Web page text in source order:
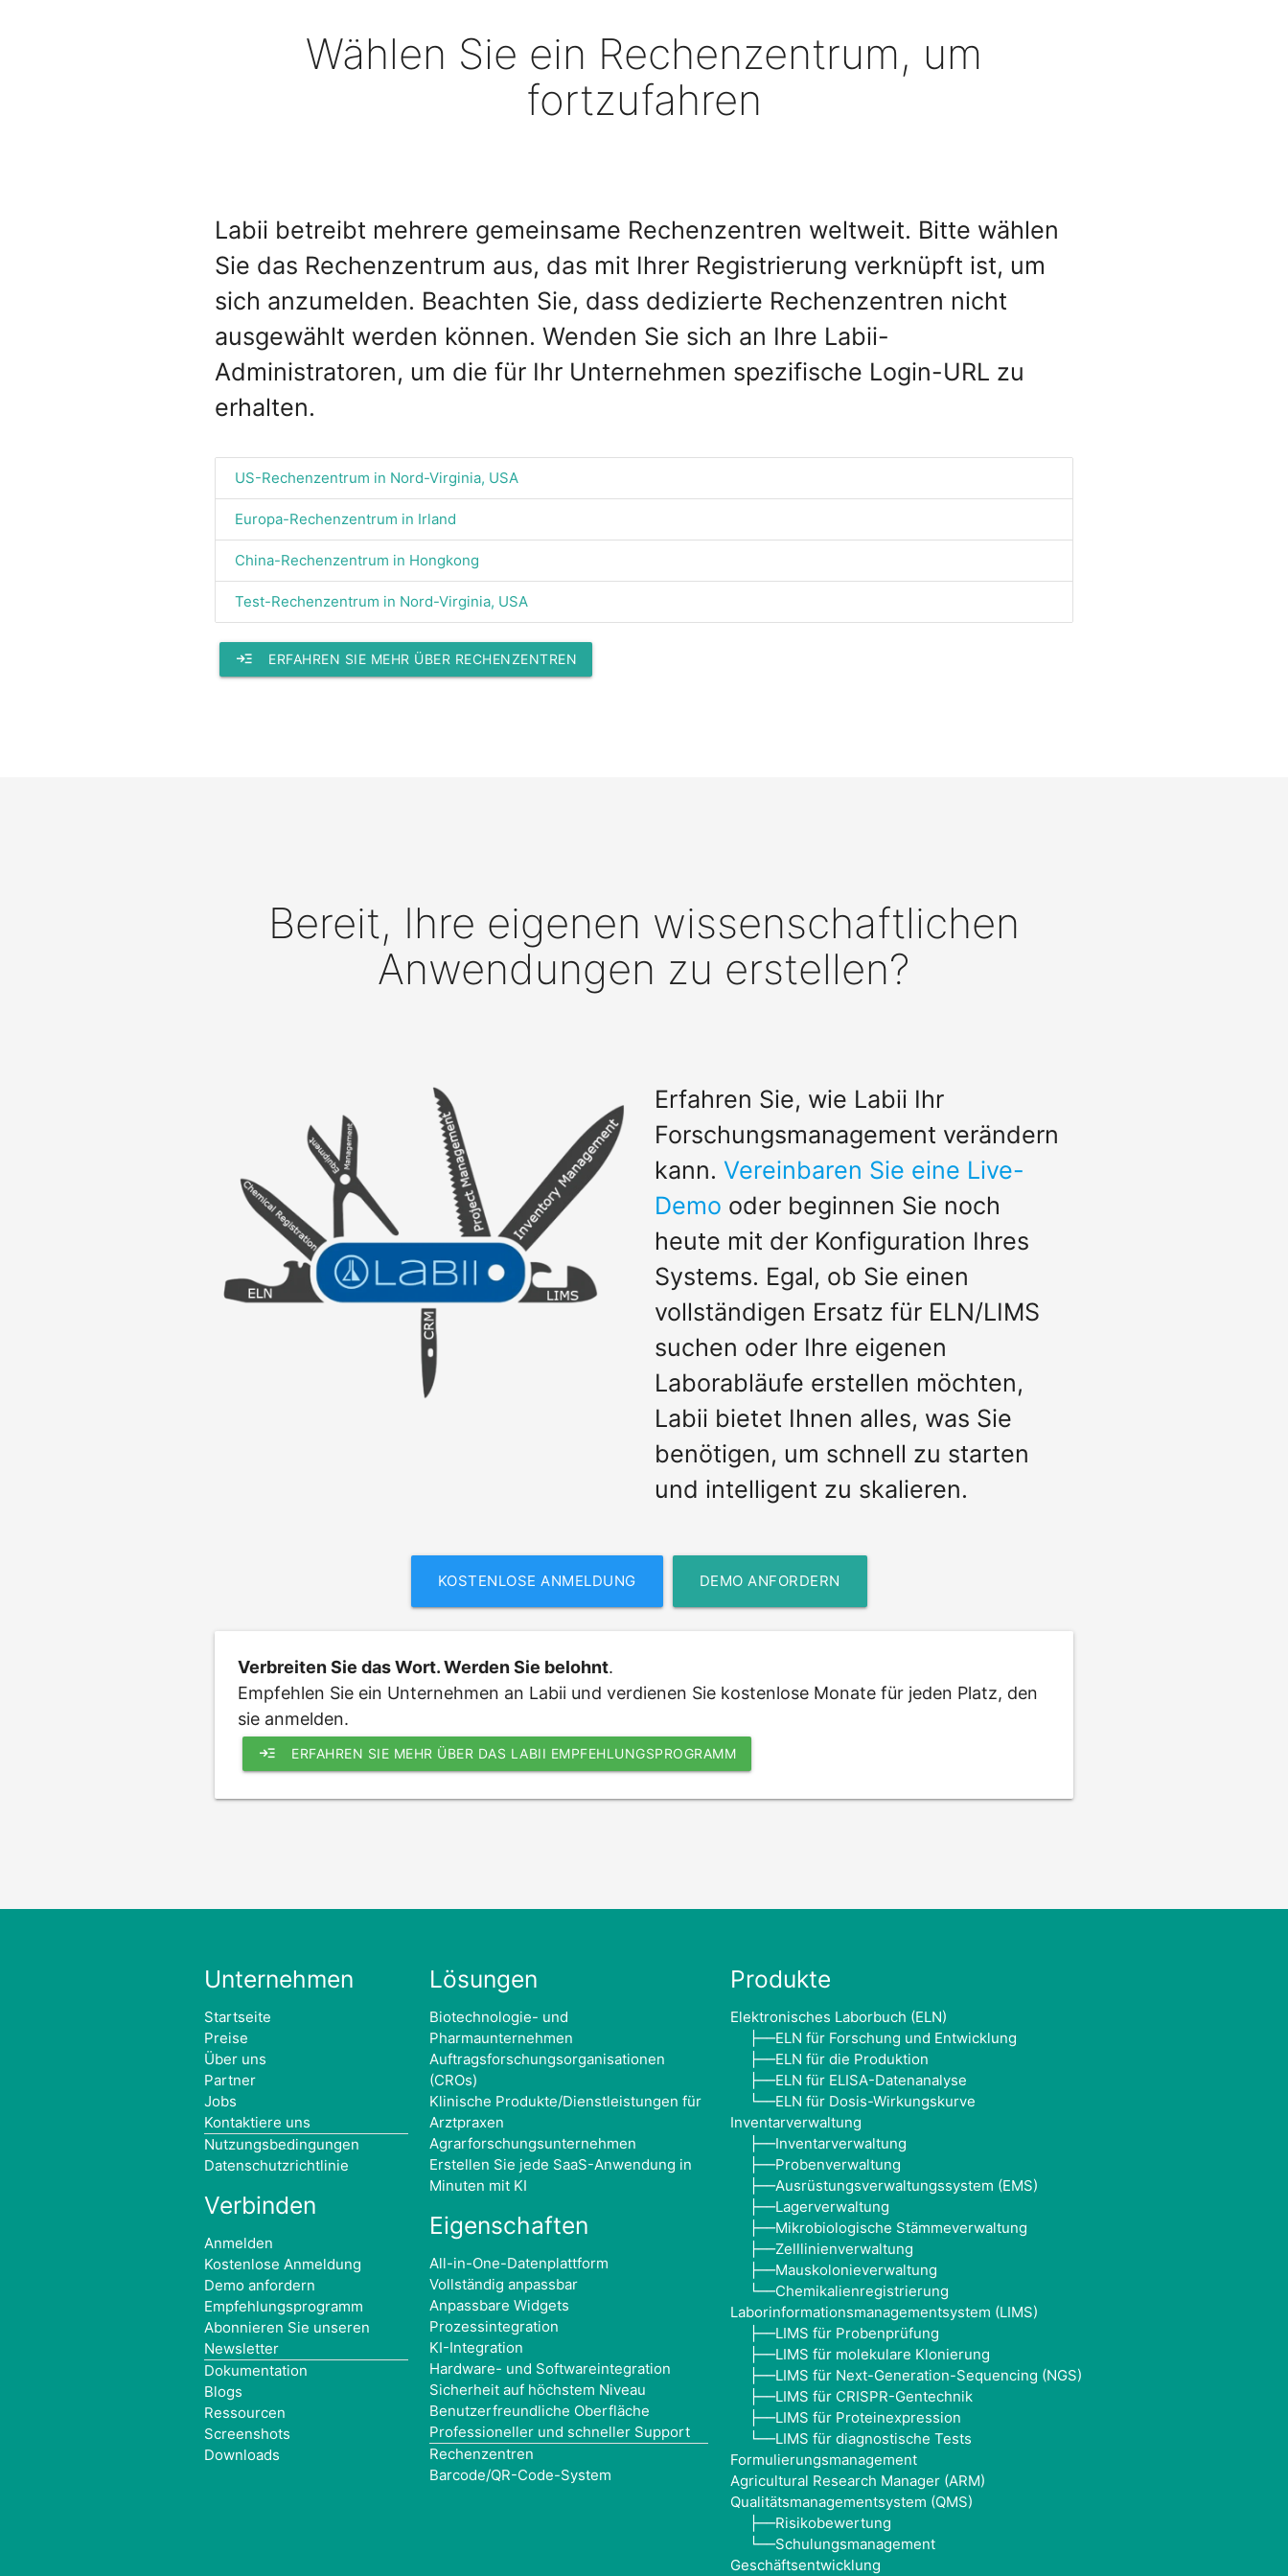
Wählen Sie ein Rechenzentrum, um
fortzufahren
Labii betreibt mehrere gemeinsame Rechenzentren weltweit. Bitte wählen
Sie das Rechenzentrum aus, das mit Ihrer Registrierung verknüpft ist, um
sich anzumelden. Beachten Sie, dass dedizierte Rechenzentren nicht
ausgewählt werden können. Wenden Sie sich an Ihre Labii-
Administratoren, um die für Ihr Unternehmen spezifische Login-URL zu
erhalten.
US-Rechenzentrum in Nord-Virginia, USA
Europa-Rechenzentrum in Irland
China-Rechenzentrum in Hongkong
Test-Rechenzentrum in Nord-Virginia, USA
read_more ERFAHREN SIE MEHR ÜBER RECHENZENTREN
Bereit, Ihre eigenen wissenschaftlichen
Anwendungen zu erstellen?
Erfahren Sie, wie Labii Ihr
Forschungsmanagement verändern
kann. Vereinbaren Sie eine Live-
Demo oder beginnen Sie noch
heute mit der Konfiguration Ihres
Systems. Egal, ob Sie einen
vollständigen Ersatz für ELN/LIMS
suchen oder Ihre eigenen
Laborabläufe erstellen möchten,
Labii bietet Ihnen alles, was Sie
benötigen, um schnell zu starten
und intelligent zu skalieren.
KOSTENLOSE ANMELDUNG DEMO ANFORDERN
Verbreiten Sie das Wort. Werden Sie belohnt.
Empfehlen Sie ein Unternehmen an Labii und verdienen Sie kostenlose Monate für jeden Platz, den
sie anmelden.
read_more ERFAHREN SIE MEHR ÜBER DAS LABII EMPFEHLUNGSPROGRAMM
Unternehmen
Startseite
Preise
Über uns
Partner
Jobs
Kontaktiere uns
Nutzungsbedingungen
Datenschutzrichtlinie
Verbinden
Anmelden
Kostenlose Anmeldung
Demo anfordern
Empfehlungsprogramm
Abonnieren Sie unseren
Newsletter
Dokumentation
Blogs
Ressourcen
Screenshots
Downloads
Lösungen
Biotechnologie- und
Pharmaunternehmen
Auftragsforschungsorganisationen
(CROs)
Klinische Produkte/Dienstleistungen für
Arztpraxen
Agrarforschungsunternehmen
Erstellen Sie jede SaaS-Anwendung in
Minuten mit KI
Eigenschaften
All-in-One-Datenplattform
Vollständig anpassbar
Anpassbare Widgets
Prozessintegration
KI-Integration
Hardware- und Softwareintegration
Sicherheit auf höchstem Niveau
Benutzerfreundliche Oberfläche
Professioneller und schneller Support
Rechenzentren
Barcode/QR-Code-System
Produkte
Elektronisches Laborbuch (ELN)
├──ELN für Forschung und Entwicklung
├──ELN für die Produktion
├──ELN für ELISA-Datenanalyse
└──ELN für Dosis-Wirkungskurve
Inventarverwaltung
├──Inventarverwaltung
├──Probenverwaltung
├──Ausrüstungsverwaltungssystem (EMS)
├──Lagerverwaltung
├──Mikrobiologische Stämmeverwaltung
├──Zelllinienverwaltung
├──Mauskolonieverwaltung
└──Chemikalienregistrierung
Laborinformationsmanagementsystem (LIMS)
├──LIMS für Probenprüfung
├──LIMS für molekulare Klonierung
├──LIMS für Next-Generation-Sequencing (NGS)
├──LIMS für CRISPR-Gentechnik
├──LIMS für Proteinexpression
└──LIMS für diagnostische Tests
Formulierungsmanagement
Agricultural Research Manager (ARM)
Qualitätsmanagementsystem (QMS)
├──Risikobewertung
└──Schulungsmanagement
Geschäftsentwicklung